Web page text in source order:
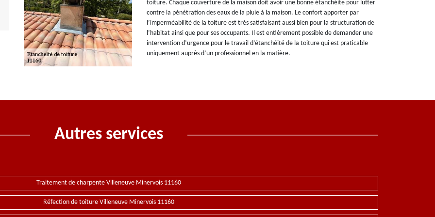
toiture. Chaque couverture de la maison doit avoir une bonne étanchéité pour lutter
contre la pénétration des eaux de la pluie à la maison. Le confort apporter par
l’imperméabilité de la toiture est très satisfaisant aussi bien pour la structuration de
l’habitat ainsi que pour ses occupants. Il est entièrement possible de demander une
intervention d’urgence pour le travail d’étanchéité de la toiture qui est praticable
uniquement auprès d’un professionnel en la matière.
Autres services
Traitement de charpente Villeneuve Minervois 11160
Réfection de toiture Villeneuve Minervois 11160